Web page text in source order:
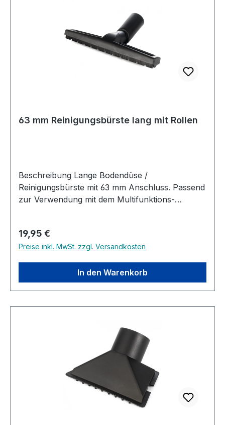
63 mm Reinigungsbürste lang mit Rollen
Beschreibung Lange Bodendüse /
Reinigungsbürste mit 63 mm Anschluss. Passend
zur Verwendung mit dem Multifunktions-
Regulärer Preis:
19,95 €
Preise inkl. MwSt. zzgl. Versandkosten
In den Warenkorb